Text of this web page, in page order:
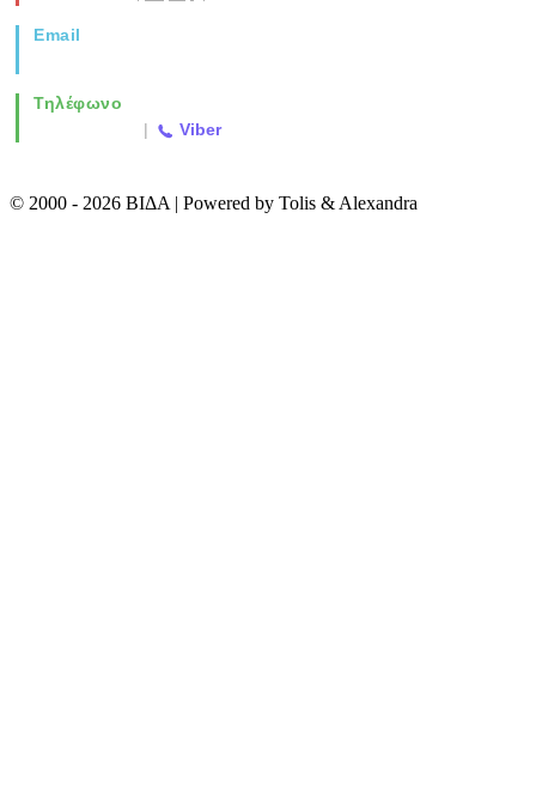
Email
Τηλέφωνο
| Viber
© 2000 - 2026 ΒΙΔΑ | Powered by Tolis & Alexandra